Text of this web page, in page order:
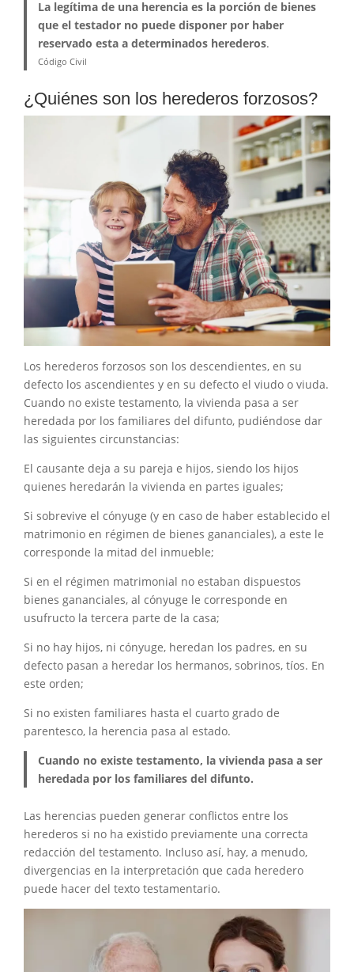
La legítima de una herencia es la porción de bienes
que el testador no puede disponer por haber
reservado esta a determinados herederos.
Código Civil
¿Quiénes son los herederos forzosos?
Los herederos forzosos son los descendientes, en su
defecto los ascendientes y en su defecto el viudo o viuda.
Cuando no existe testamento, la vivienda pasa a ser
heredada por los familiares del difunto, pudiéndose dar
las siguientes circunstancias:
El causante deja a su pareja e hijos, siendo los hijos
quienes heredarán la vivienda en partes iguales;
Si sobrevive el cónyuge (y en caso de haber establecido el
matrimonio en régimen de bienes gananciales), a este le
corresponde la mitad del inmueble;
Si en el régimen matrimonial no estaban dispuestos
bienes gananciales, al cónyuge le corresponde en
usufructo la tercera parte de la casa;
Si no hay hijos, ni cónyuge, heredan los padres, en su
defecto pasan a heredar los hermanos, sobrinos, tíos. En
este orden;
Si no existen familiares hasta el cuarto grado de
parentesco, la herencia pasa al estado.
Cuando no existe testamento, la vivienda pasa a ser
heredada por los familiares del difunto.
Las herencias pueden generar conflictos entre los
herederos si no ha existido previamente una correcta
redacción del testamento. Incluso así, hay, a menudo,
divergencias en la interpretación que cada heredero
puede hacer del texto testamentario.